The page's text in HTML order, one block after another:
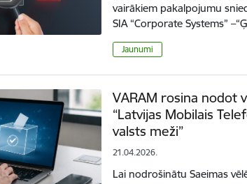
vairākiem pakalpojumu
SIA “Corporate Systems”
Jaunumi
VARAM rosina nodot
“Latvijas Mobilais
valsts meži”
21.04.2026.
Lai nodrošinātu Saeimas